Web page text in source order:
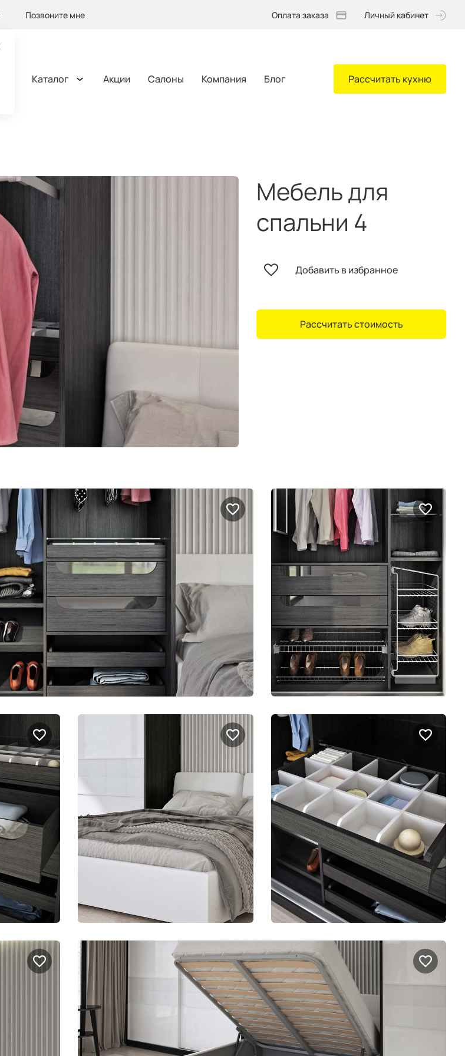
Позвоните мне Оплата заказа Личный кабинет
Каталог Акции Салоны Компания Блог Рассчитать кухню
Мебель для
спальни 4
Добавить в избранное
Рассчитать стоимость